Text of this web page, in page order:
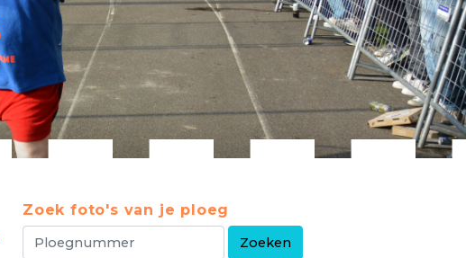
Zoek foto's van je ploeg